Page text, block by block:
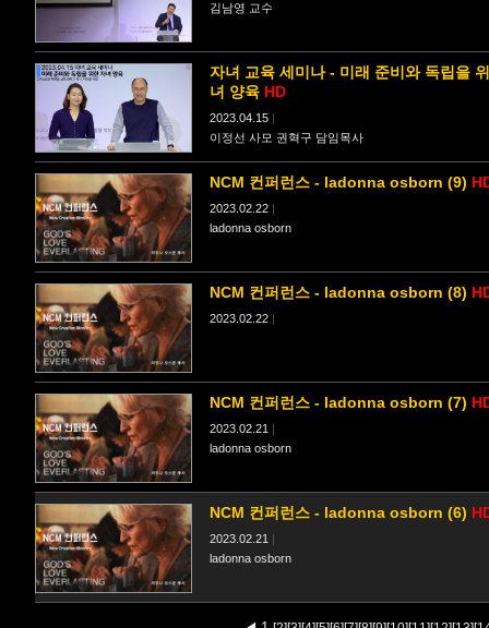
김남영 교수
자녀 교육 세미나 - 미래 준비와 독립을
녀 양육 HD
2023.04.15 |
이정선 사모 권혁구 담임목사
NCM 컨퍼런스 - ladonna osborn (9)
2023.02.22 |
ladonna osborn
NCM 컨퍼런스 - ladonna osborn (8)
2023.02.22 |
NCM 컨퍼런스 - ladonna osborn (7)
2023.02.21 |
ladonna osborn
NCM 컨퍼런스 - ladonna osborn (6)
2023.02.21 |
ladonna osborn